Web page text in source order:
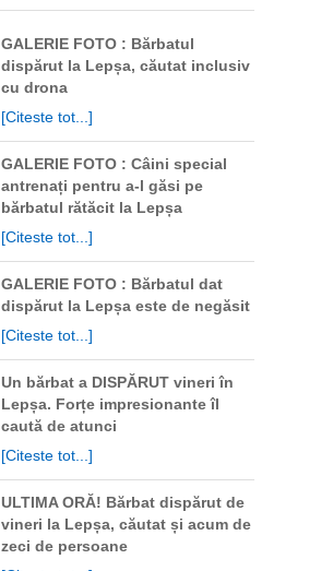
GALERIE FOTO : Bărbatul
dispărut la Lepșa, căutat inclusiv
cu drona
[Citeste tot...]
GALERIE FOTO : Câini special
antrenați pentru a-l găsi pe
bărbatul rătăcit la Lepșa
[Citeste tot...]
GALERIE FOTO : Bărbatul dat
dispărut la Lepșa este de negăsit
[Citeste tot...]
Un bărbat a DISPĂRUT vineri în
Lepșa. Forțe impresionante îl
caută de atunci
[Citeste tot...]
ULTIMA ORĂ! Bărbat dispărut de
vineri la Lepșa, căutat și acum de
zeci de persoane